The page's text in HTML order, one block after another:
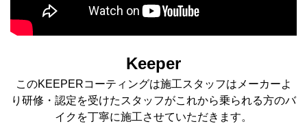
Keeper
このKEEPERコーティングは施工スタッフはメーカーよ
り研修・認定を受けたスタッフがこれから乗られる方のバ
イクを丁寧に施工させていただきます。